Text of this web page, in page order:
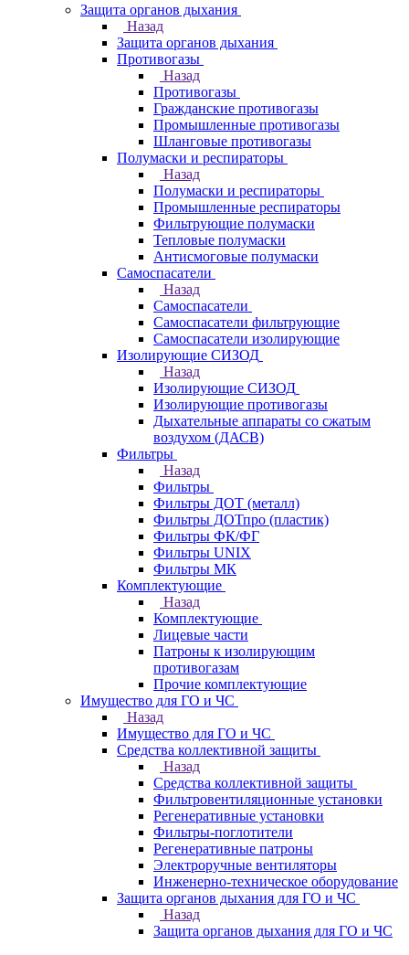
Защита органов дыхания
Назад
Защита органов дыхания
Противогазы
Назад
Противогазы
Гражданские противогазы
Промышленные противогазы
Шланговые противогазы
Полумаски и респираторы
Назад
Полумаски и респираторы
Промышленные респираторы
Фильтрующие полумаски
Тепловые полумаски
Антисмоговые полумаски
Самоспасатели
Назад
Самоспасатели
Самоспасатели фильтрующие
Самоспасатели изолирующие
Изолирующие СИЗОД
Назад
Изолирующие СИЗОД
Изолирующие противогазы
Дыхательные аппараты со сжатым
воздухом (ДАСВ)
Фильтры
Назад
Фильтры
Фильтры ДОТ (металл)
Фильтры ДОТпро (пластик)
Фильтры ФК/ФГ
Фильтры UNIX
Фильтры МК
Комплектующие
Назад
Комплектующие
Лицевые части
Патроны к изолирующим
противогазам
Прочие комплектующие
Имущество для ГО и ЧС
Назад
Имущество для ГО и ЧС
Средства коллективной защиты
Назад
Средства коллективной защиты
Фильтровентиляционные установки
Регенеративные установки
Фильтры-поглотители
Регенеративные патроны
Электроручные вентиляторы
Инженерно-техническое оборудование
Защита органов дыхания для ГО и ЧС
Назад
Защита органов дыхания для ГО и ЧС